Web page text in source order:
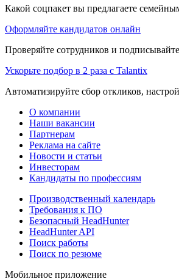
Какой соцпакет вы предлагаете
Оформляйте кандидатов онлайн
Проверяйте сотрудников и
Ускорьте подбор в 2 раза с Talantix
Автоматизируйте сбор откликов,
О компании
Наши вакансии
Партнерам
Реклама на сайте
Новости и статьи
Инвесторам
Кандидаты по профессиям
Производственный календарь
Требования к ПО
Безопасный HeadHunter
HeadHunter API
Поиск работы
Поиск по резюме
Мобильное приложение